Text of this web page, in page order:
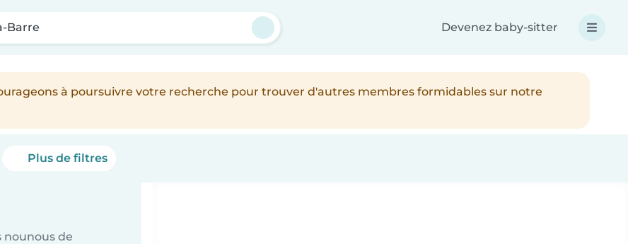
Barre Devenez baby-sitter
à poursuivre votre recherche pour trouver d'autres membres formidables sur notre
Plus de filtres
nounous de